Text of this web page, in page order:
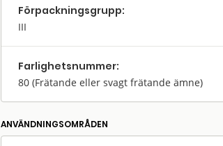
Förpack­nings­grupp:
III
Farlighets­nummer:
80 (Frätande eller svagt frätande ämne)
ANVÄNDNINGS­OMRÅDEN